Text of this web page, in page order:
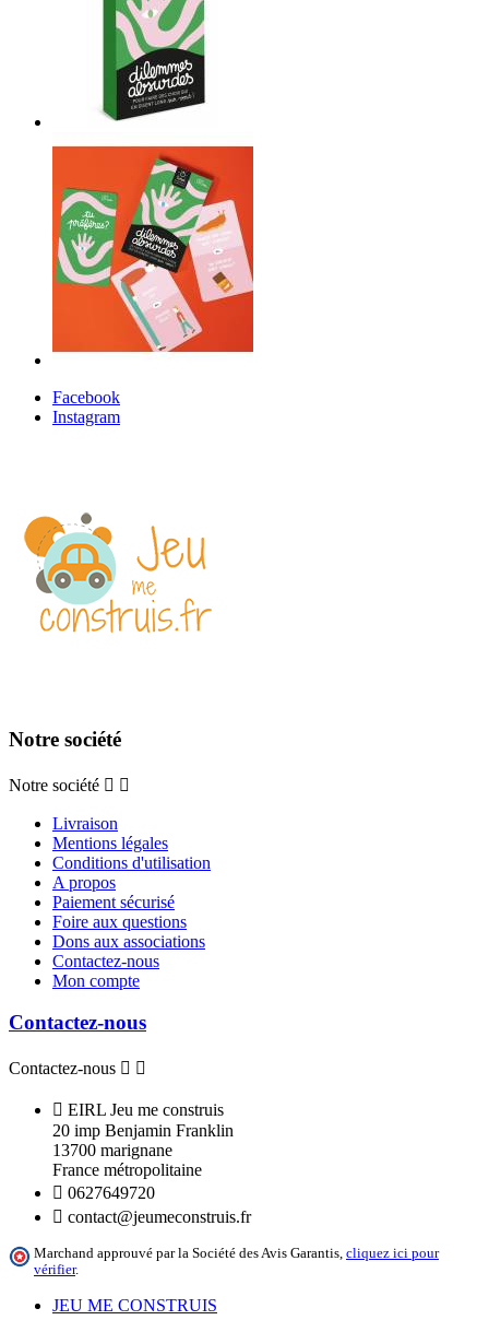
Facebook
Instagram
Notre société
Notre société  
Livraison
Mentions légales
Conditions d'utilisation
A propos
Paiement sécurisé
Foire aux questions
Dons aux associations
Contactez-nous
Mon compte
Contactez-nous
Contactez-nous  
 EIRL Jeu me construis
20 imp Benjamin Franklin
13700 marignane
France métropolitaine
 0627649720
 contact@jeumeconstruis.fr
Marchand approuvé par la Société des Avis Garantis, cliquez ici pour
vérifier.
JEU ME CONSTRUIS